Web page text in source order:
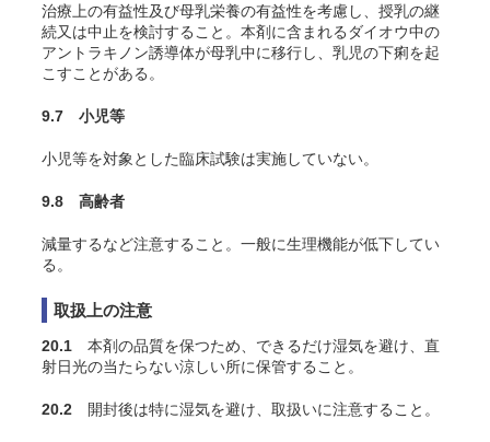
治療上の有益性及び母乳栄養の有益性を考慮し、授乳の継
続又は中止を検討すること。本剤に含まれるダイオウ中の
アントラキノン誘導体が母乳中に移行し、乳児の下痢を起
こすことがある。
9.7 小児等
小児等を対象とした臨床試験は実施していない。
9.8 高齢者
減量するなど注意すること。一般に生理機能が低下してい
る。
取扱上の注意
20.1 本剤の品質を保つため、できるだけ湿気を避け、直
射日光の当たらない涼しい所に保管すること。
20.2 開封後は特に湿気を避け、取扱いに注意すること。